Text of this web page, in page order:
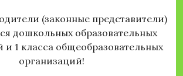
(законные представители)
дошкольных образовательных
и 1 класса общеобразовательных
организаций!